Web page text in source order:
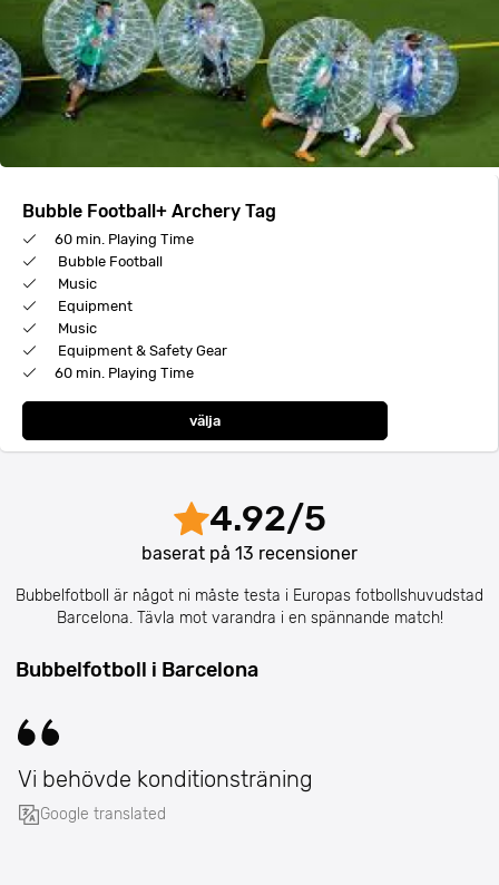
Bubble Football+ Archery Tag
60 min. Playing Time
Bubble Football
Music
Equipment
Music
Equipment & Safety Gear
60 min. Playing Time
välja
4.92/5
baserat på 13 recensioner
Bubbelfotboll är något ni måste testa i Europas fotbollshuvudstad
Barcelona. Tävla mot varandra i en spännande match!
Bubbelfotboll i Barcelona
Vi behövde konditionsträning
Google translated